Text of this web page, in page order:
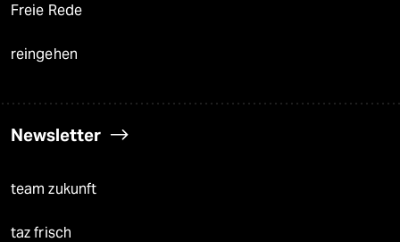
Freie Rede
reingehen
Newsletter
team zukunft
taz frisch